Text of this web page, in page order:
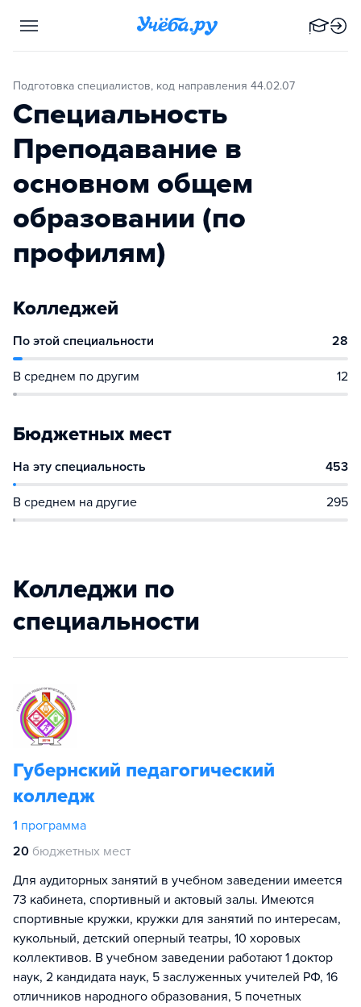
Подготовка специалистов, код направления 44.02.07
Специальность
Преподавание в
основном общем
образовании (по
профилям)
Колледжей
По этой специальности 28
В среднем по другим 12
Бюджетных мест
На эту специальность 453
В среднем на другие 295
Колледжи по
специальности
Губернский педагогический
колледж
1 программа
20 бюджетных мест
Для аудиторных занятий в учебном заведении имеется
73 кабинета, спортивный и актовый залы. Имеются
спортивные кружки, кружки для занятий по интересам,
кукольный, детский оперный театры, 10 хоровых
коллективов. В учебном заведении работают 1 доктор
наук, 2 кандидата наук, 5 заслуженных учителей РФ, 16
отличников народного образования, 5 почетных